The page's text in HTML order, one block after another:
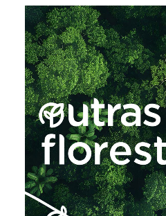
A CONTATO
PROJETOS
PUBLICAÇÕES
REVISTA ELIPSE
TRANSPARÊNCIA
FAÇA CONTATO